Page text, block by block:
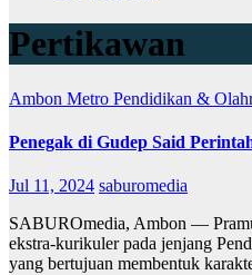
Pertikawan
Ambon Metro Pendidikan &
Penegak di Gudep Said
Jul 11, 2024 saburomedia
SABUROmedia, Ambon —
ekstra-kurikuler pada jenjang
yang bertujuan membentuk